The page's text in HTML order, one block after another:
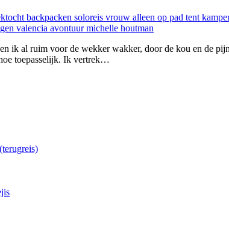
ik al ruim voor de wekker wakker, door de kou en de
toepasselijk. Ik vertrek…